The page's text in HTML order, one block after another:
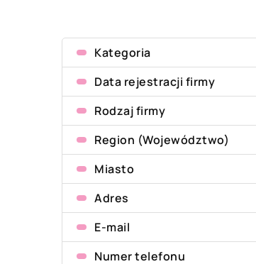
Kategoria
Data rejestracji firmy
Rodzaj firmy
Region (Województwo)
Miasto
Adres
E-mail
Numer telefonu